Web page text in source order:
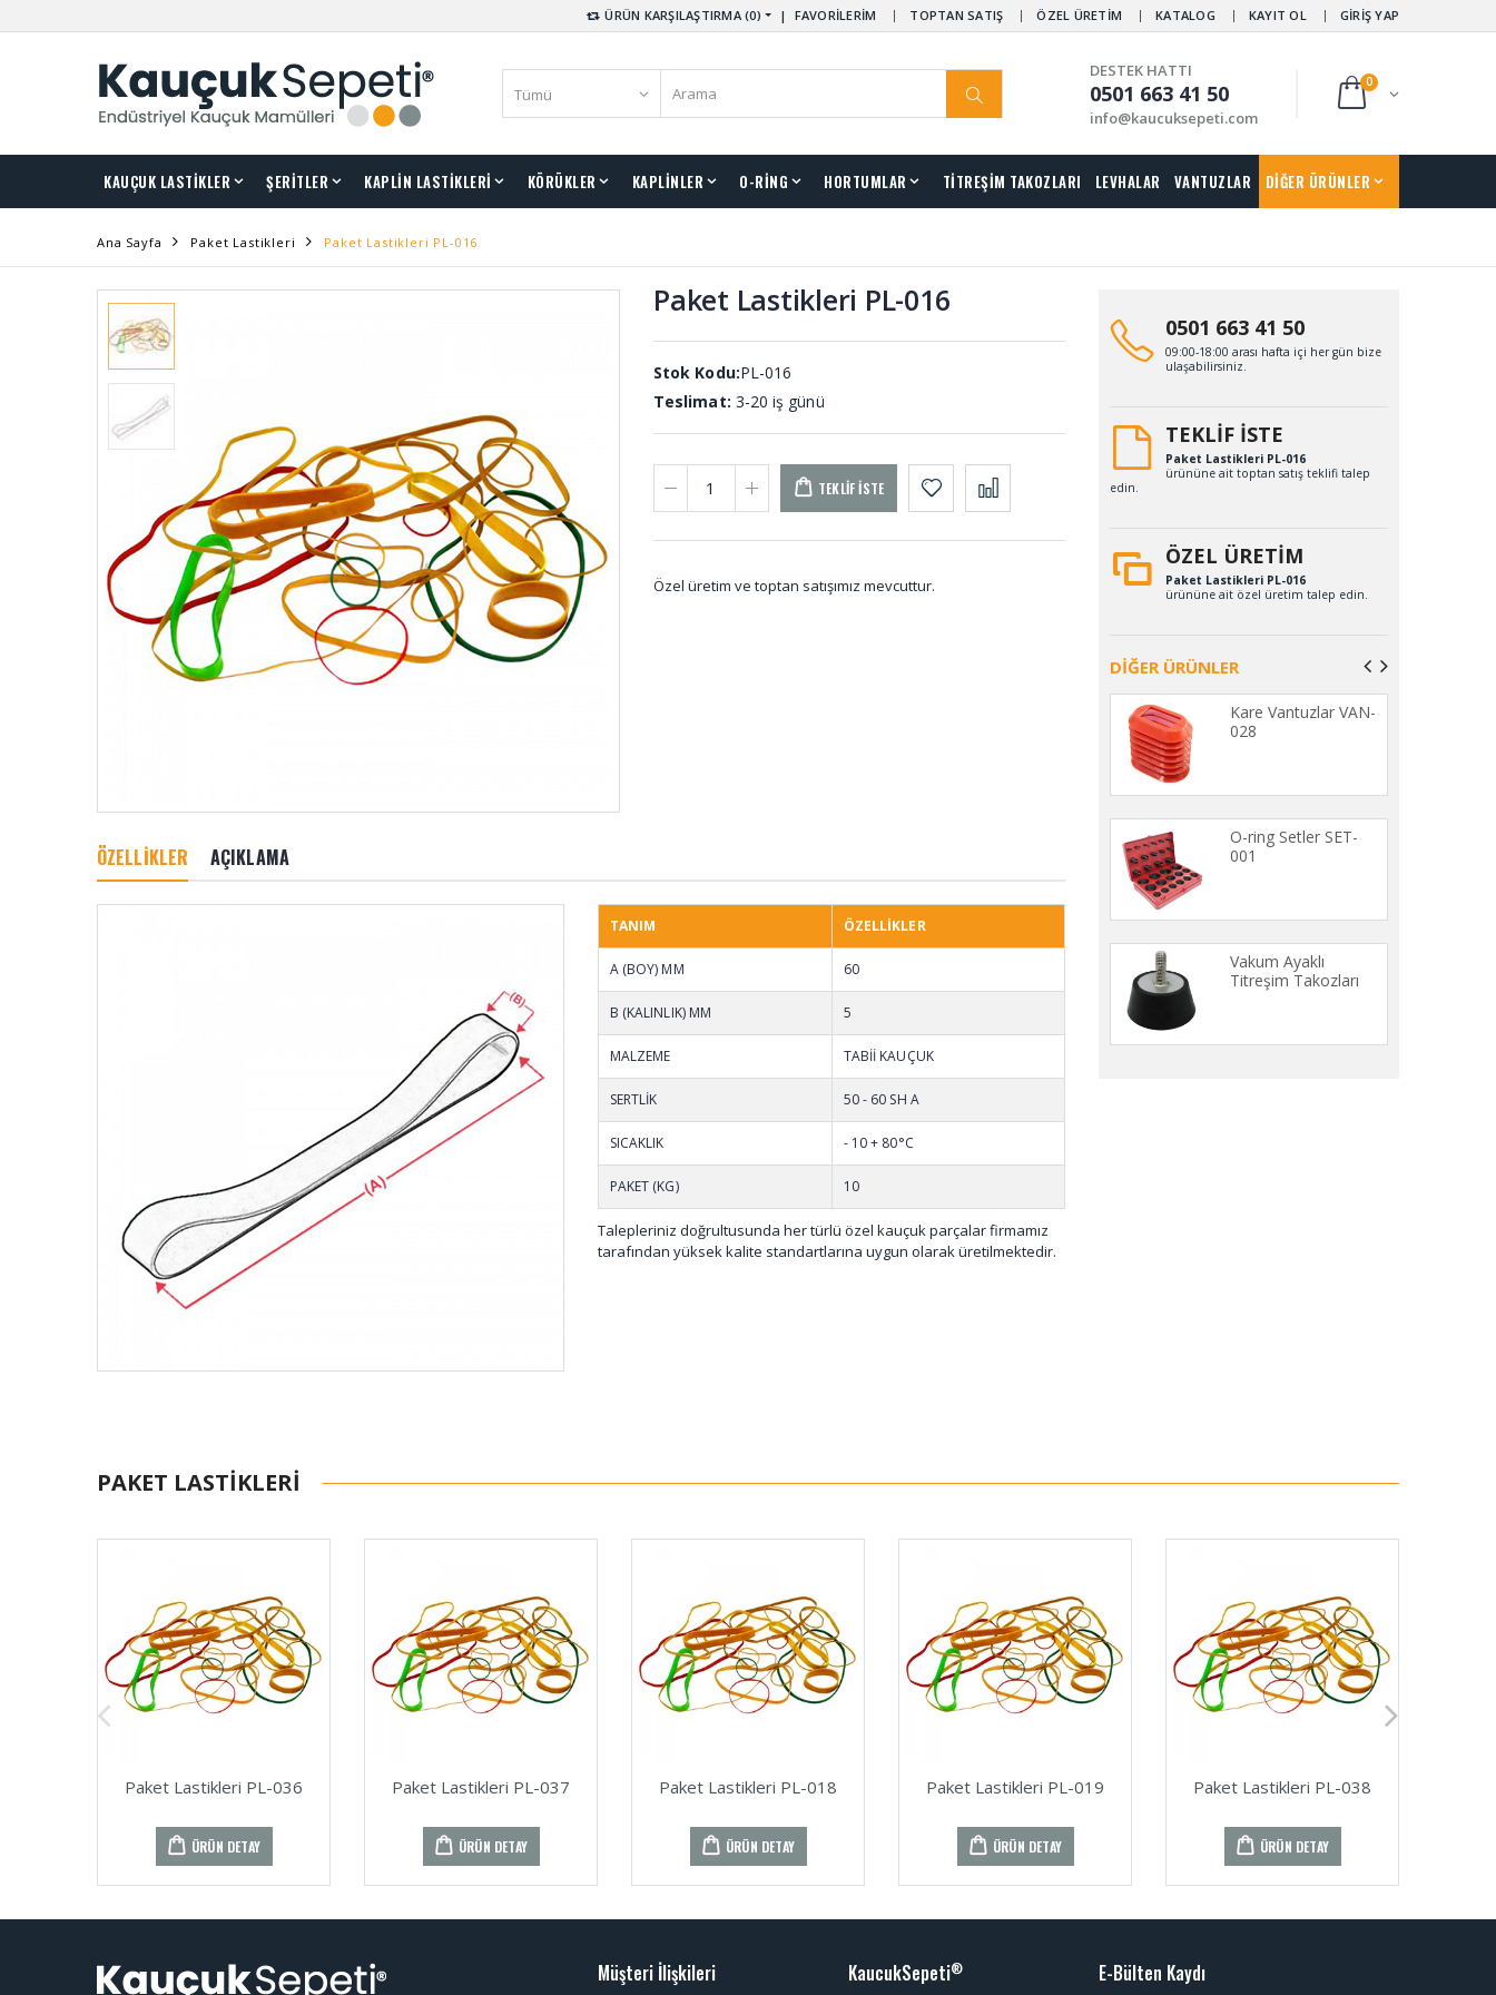
ÜRÜN KARŞILAŞTIRMA (0) | FAVORİLERİM TOPTAN SATIŞ ÖZEL ÜRETİM KATALOG KAYIT OL GİRİŞ YAP
DESTEK HATTI
0501 663 41 50
info@kaucuksepeti.com
0
KAUÇUK LASTİKLER ŞERİTLER KAPLİN LASTİKLERİ KÖRÜKLER KAPLİNLER O-RİNG HORTUMLAR TİTREŞİM TAKOZLARI LEVHALAR VANTUZLAR DİĞER ÜRÜNLER
Ana Sayfa Paket Lastikleri Paket Lastikleri PL-016
Paket Lastikleri PL-016
Stok Kodu:PL-016
Teslimat: 3-20 iş günü
TEKLIF İSTE
Özel üretim ve toptan satışımız mevcuttur.
ÖZELLİKLER AÇIKLAMA
TANIM ÖZELLİKLER
A (BOY) MM 60
B (KALINLIK) MM 5
MALZEME TABİİ KAUÇUK
SERTLİK 50 - 60 SH A
SICAKLIK - 10 + 80°C
PAKET (KG) 10
Talepleriniz doğrultusunda her türlü özel kauçuk parçalar firmamız
tarafından yüksek kalite standartlarına uygun olarak üretilmektedir.
0501 663 41 50
09:00-18:00 arası hafta içi her gün bize
ulaşabilirsiniz.
TEKLİF İSTE
Paket Lastikleri PL-016
ürününe ait toptan satış teklifi talep
edin.
ÖZEL ÜRETİM
Paket Lastikleri PL-016
ürününe ait özel üretim talep edin.
DİĞER ÜRÜNLER
Vakum Ayaklı
Titreşim Takozları
Kare Vantuzlar VAN-
028
O-ring Setler SET-
001
Vakum Ayaklı
Titreşim Takozları
PAKET LASTIKLERI
Paket Lastikleri PL-036
ÜRÜN DETAY
Paket Lastikleri PL-037
ÜRÜN DETAY
Paket Lastikleri PL-018
ÜRÜN DETAY
Paket Lastikleri PL-019
ÜRÜN DETAY
Paket Lastikleri PL-038
ÜRÜN DETAY
Müşteri İlişkileri KaucukSepeti® E-Bülten Kaydı